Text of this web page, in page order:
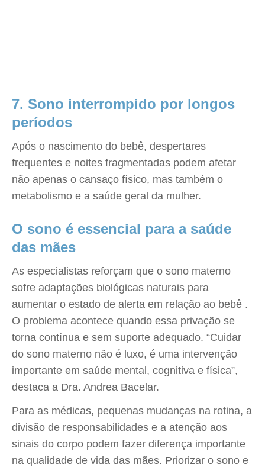
7. Sono interrompido por longos
períodos
Após o nascimento do bebê, despertares
frequentes e noites fragmentadas podem afetar
não apenas o cansaço físico, mas também o
metabolismo e a saúde geral da mulher.
O sono é essencial para a saúde
das mães
As especialistas reforçam que o sono materno
sofre adaptações biológicas naturais para
aumentar o estado de alerta em relação ao bebê .
O problema acontece quando essa privação se
torna contínua e sem suporte adequado. “Cuidar
do sono materno não é luxo, é uma intervenção
importante em saúde mental, cognitiva e física”,
destaca a Dra. Andrea Bacelar.
Para as médicas, pequenas mudanças na rotina, a
divisão de responsabilidades e a atenção aos
sinais do corpo podem fazer diferença importante
na qualidade de vida das mães. Priorizar o sono e